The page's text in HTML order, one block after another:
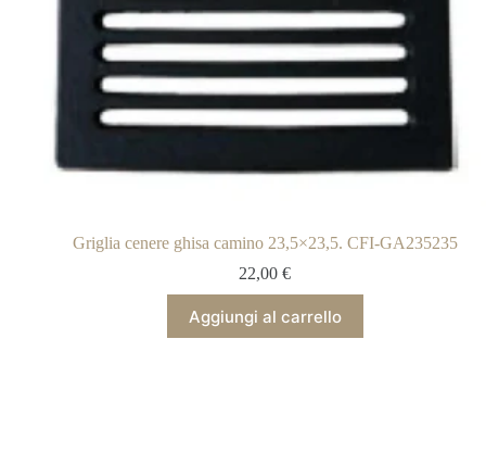
Griglia cenere ghisa camino 23,5×23,5. CFI-GA235235
22,00 €
Aggiungi al carrello